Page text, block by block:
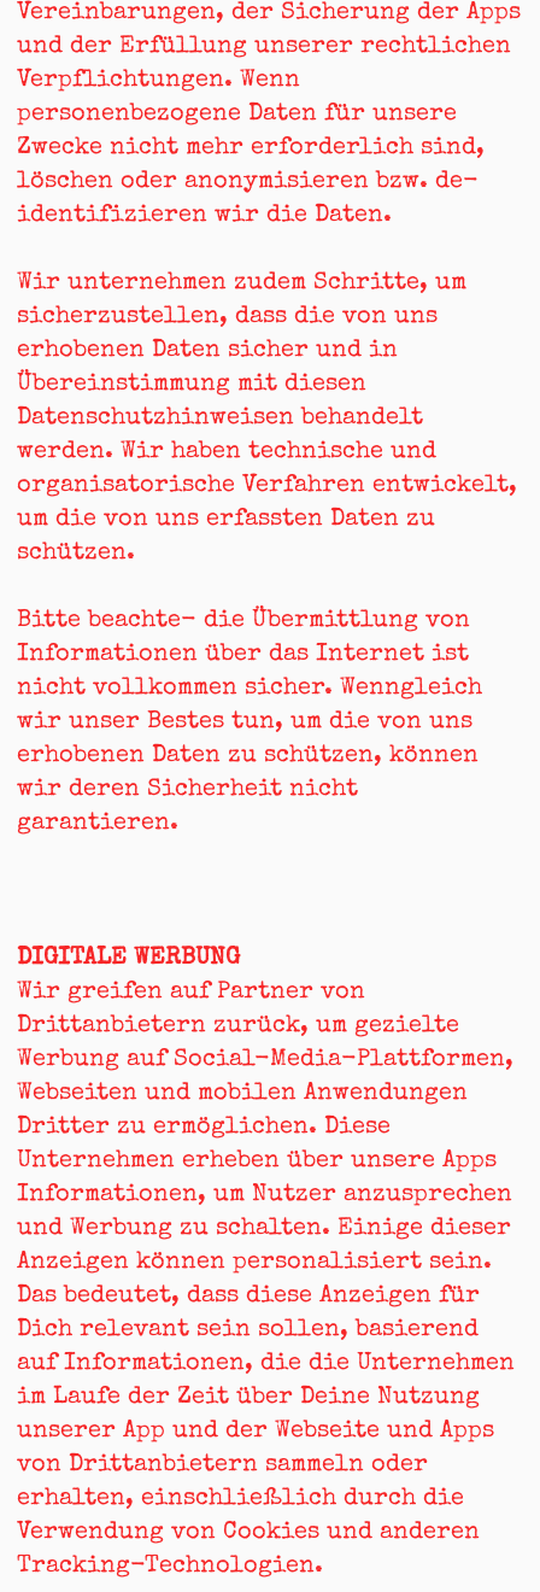
Vereinbarungen, der Sicherung der Apps
und der Erfüllung unserer rechtlichen
Verpflichtungen. Wenn
personenbezogene Daten für unsere
Zwecke nicht mehr erforderlich sind,
löschen oder anonymisieren bzw. de-
identifizieren wir die Daten.
Wir unternehmen zudem Schritte, um
sicherzustellen, dass die von uns
erhobenen Daten sicher und in
Übereinstimmung mit diesen
Datenschutzhinweisen behandelt
werden. Wir haben technische und
organisatorische Verfahren entwickelt,
um die von uns erfassten Daten zu
schützen.
Bitte beachte- die Übermittlung von
Informationen über das Internet ist
nicht vollkommen sicher. Wenngleich
wir unser Bestes tun, um die von uns
erhobenen Daten zu schützen, können
wir deren Sicherheit nicht
garantieren.
DIGITALE WERBUNG
Wir greifen auf Partner von
Drittanbietern zurück, um gezielte
Werbung auf Social-Media-Plattformen,
Webseiten und mobilen Anwendungen
Dritter zu ermöglichen. Diese
Unternehmen erheben über unsere Apps
Informationen, um Nutzer anzusprechen
und Werbung zu schalten. Einige dieser
Anzeigen können personalisiert sein.
Das bedeutet, dass diese Anzeigen für
Dich relevant sein sollen, basierend
auf Informationen, die die Unternehmen
im Laufe der Zeit über Deine Nutzung
unserer App und der Webseite und Apps
von Drittanbietern sammeln oder
erhalten, einschließlich durch die
Verwendung von Cookies und anderen
Tracking-Technologien.